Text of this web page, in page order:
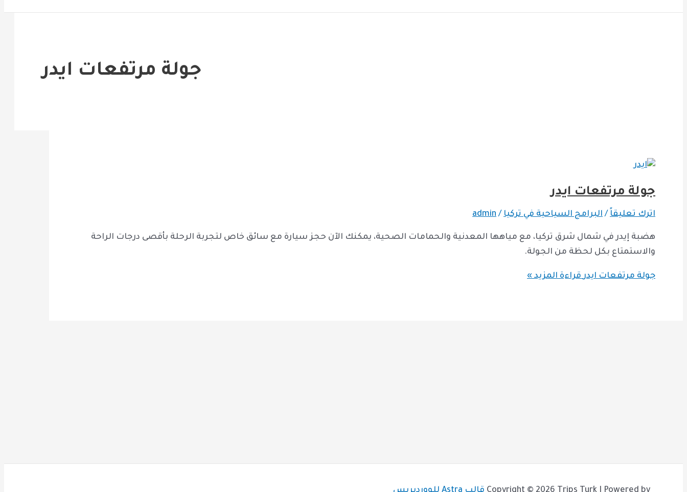
جولة مرتفعات ايدر
جولة مرتفعات ايدر
اترك تعليقاً /البرامج السياحية في تركيا /
admin
هضبة إيدر في شمال شرق تركيا، مع مياهها المعدنية والحمامات الصحية، يمكنك الآن حجز سيارة مع سائق خاص لتجربة الرحلة بأقصى درجات الراحة
والاستمتاع بكل لحظة من الجولة.
جولة مرتفعات ايدرقراءة المزيد »